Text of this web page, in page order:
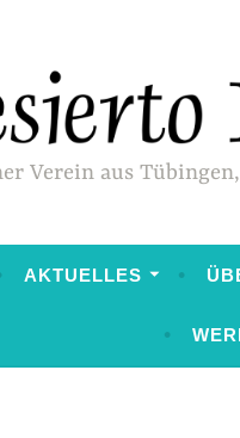
Verein aus
AKTUELLES